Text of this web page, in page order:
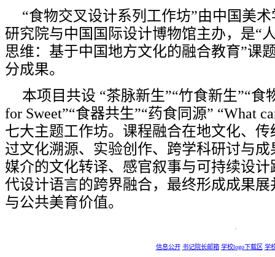
“食物交叉设计系列工作坊”由中国美
研究院与中国国际设计博物馆主办，是“
思维：基于中国地方文化的融合教育”课
分成果。
本项目共设 “茶脉新生”“竹食新生”“食
for Sweet”“食器共生”“药食同源” “What
七大主题工作坊。课程融合在地文化、
过文化溯源、实验创作、跨学科研讨与
媒介的文化转译、感官叙事与可持续设
代设计语言的跨界融合，最终形成成果
与公共美育价值。
信息公开 书记院长邮箱 学校logo下载区 学